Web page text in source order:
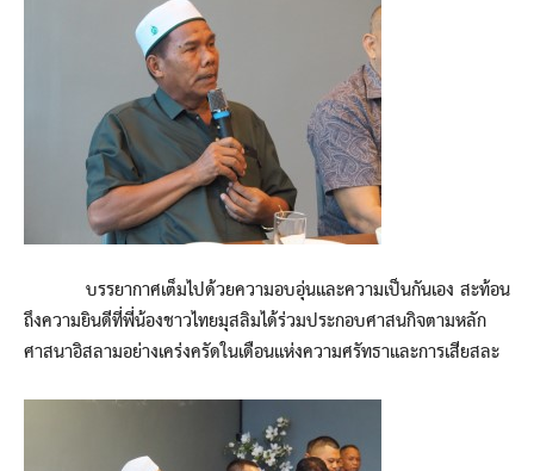
บรรยากาศเต็มไปด้วยความอบอุ่นและความเป็นกันเอง สะท้อน
ถึงความยินดีที่พี่น้องชาวไทยมุสลิมได้ร่วมประกอบศาสนกิจตามหลัก
ศาสนาอิสลามอย่างเคร่งครัดในเดือนแห่งความศรัทธาและการเสียสละ